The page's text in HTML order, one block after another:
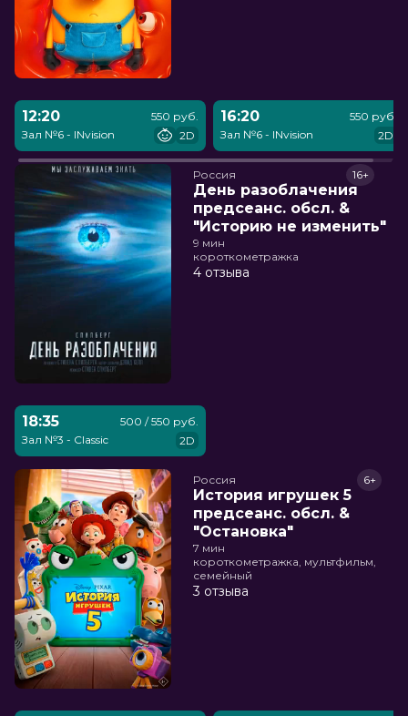
12:20
Зал №6 - INvision
550 руб.
2D
16:20
Зал №6 - INvision
550 руб.
2D
Россия
День разоблачения
предсеанс. обсл. &
"Историю не изменить"
16+
9 мин
короткометражка
4 отзыва
18:35
Зал №3 - Classic
500 / 550 руб.
2D
Россия
История игрушек 5
предсеанс. обсл. &
"Остановка"
6+
7 мин
короткометражка, мультфильм,
семейный
3 отзыва